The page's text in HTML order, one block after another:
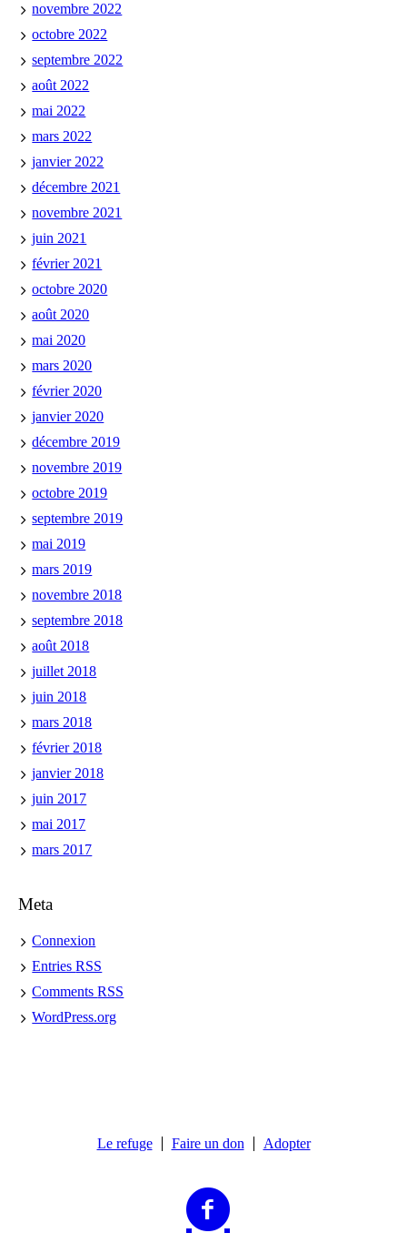
novembre 2022
octobre 2022
septembre 2022
août 2022
mai 2022
mars 2022
janvier 2022
décembre 2021
novembre 2021
juin 2021
février 2021
octobre 2020
août 2020
mai 2020
mars 2020
février 2020
janvier 2020
décembre 2019
novembre 2019
octobre 2019
septembre 2019
mai 2019
mars 2019
novembre 2018
septembre 2018
août 2018
juillet 2018
juin 2018
mars 2018
février 2018
janvier 2018
juin 2017
mai 2017
mars 2017
Meta
Connexion
EntriesRSS
CommentsRSS
WordPress.org
Le refuge Faire un don Adopter